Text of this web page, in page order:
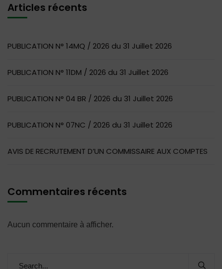
Articles récents
PUBLICATION N° 14MQ / 2026 du 31 Juillet 2026
PUBLICATION N° 11DM / 2026 du 31 Juillet 2026
PUBLICATION N° 04 BR / 2026 du 31 Juillet 2026
PUBLICATION N° 07NC / 2026 du 31 Juillet 2026
AVIS DE RECRUTEMENT D’UN COMMISSAIRE AUX COMPTES
Commentaires récents
Aucun commentaire à afficher.